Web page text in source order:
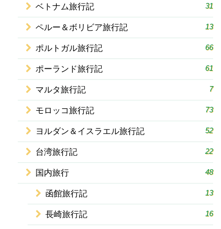
ベトナム旅行記 31
ペルー＆ボリビア旅行記 13
ポルトガル旅行記 66
ポーランド旅行記 61
マルタ旅行記 7
モロッコ旅行記 73
ヨルダン＆イスラエル旅行記 52
台湾旅行記 22
国内旅行 48
函館旅行記 13
長崎旅行記 16